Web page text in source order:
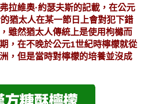
拉維奧·約瑟夫斯的記載，在公元
猶太人在某一節日上會對犯下錯
雖然猶太人傳統上是使用枸櫞而
，在不晚於公元1世紀時檸檬就從
，但是當時對檸檬的培養並沒成